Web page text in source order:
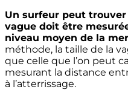
Un surfeur peut
vague doit être
niveau moyen de la
méthode, la taille de la
que celle que l’on peut
mesurant la distance
à l’atterrissage.